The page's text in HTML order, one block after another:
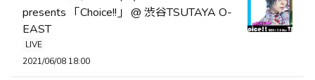
presents 「Choice!!」 @ 渋谷TSUTAYA O-
EAST
LIVE
2021/06/08 18:00